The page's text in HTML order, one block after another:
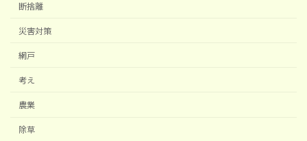
断捨離
災害対策
網戸
考え
農業
除草